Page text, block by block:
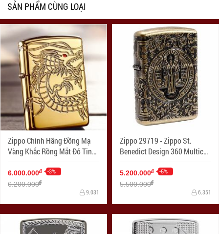
SẢN PHẨM CÙNG LOẠI
Zippo Chính Hãng Đồng Mạ
Vàng Khắc Rồng Mắt Đỏ Tinh
Xảo Vỏ Dày Armor
6.000.000đ -3%
6.200.000đ
9.031
Zippo 29719 - Zippo St.
Benedict Design 360 Multicut
Antique Brass Armor
5.200.000đ -5%
5.500.000đ
6.351